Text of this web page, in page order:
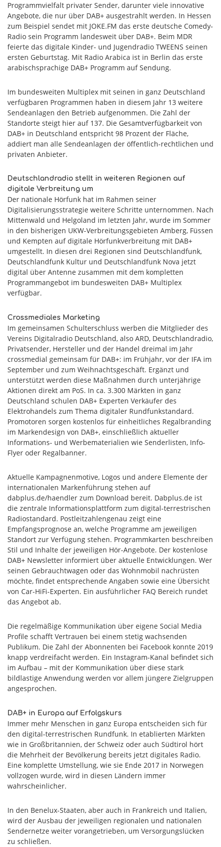
Programmvielfalt privater Sender, darunter viele innovative
Angebote, die nur über DAB+ ausgestrahlt werden. In Hessen
zum Beispiel sendet mit JOKE.FM das erste deutsche Comedy-
Radio sein Programm landesweit über DAB+. Beim MDR
feierte das digitale Kinder- und Jugendradio TWEENS seinen
ersten Geburtstag. Mit Radio Arabica ist in Berlin das erste
arabischsprachige DAB+ Programm auf Sendung.
Im bundesweiten Multiplex mit seinen in ganz Deutschland
verfügbaren Programmen haben in diesem Jahr 13 weitere
Sendeanlagen den Betrieb aufgenommen. Die Zahl der
Standorte steigt hier auf 137. Die Gesamtverfügbarkeit von
DAB+ in Deutschland entspricht 98 Prozent der Fläche,
addiert man alle Sendeanlagen der öffentlich-rechtlichen und
privaten Anbieter.
Deutschlandradio stellt in weiteren Regionen auf
digitale Verbreitung um
Der nationale Hörfunk hat im Rahmen seiner
Digitalisierungsstrategie weitere Schritte unternommen. Nach
Mittenwald und Helgoland im letzten Jahr, wurde im Sommer
in den bisherigen UKW-Verbreitungsgebieten Amberg, Füssen
und Kempten auf digitale Hörfunkverbreitung mit DAB+
umgestellt. In diesen drei Regionen sind Deutschlandfunk,
Deutschlandfunk Kultur und Deutschlandfunk Nova jetzt
digital über Antenne zusammen mit dem kompletten
Programmangebot im bundesweiten DAB+ Multiplex
verfügbar.
Crossmediales Marketing
Im gemeinsamen Schulterschluss werben die Mitglieder des
Vereins Digitalradio Deutschland, also ARD, Deutschlandradio,
Privatsender, Hersteller und der Handel dreimal im Jahr
crossmedial gemeinsam für DAB+: im Frühjahr, vor der IFA im
September und zum Weihnachtsgeschäft. Ergänzt und
unterstützt werden diese Maßnahmen durch unterjährige
Aktionen direkt am PoS. In ca. 3.300 Märkten in ganz
Deutschland schulen DAB+ Experten Verkäufer des
Elektrohandels zum Thema digitaler Rundfunkstandard.
Promotoren sorgen kostenlos für einheitliches Regalbranding
im Markendesign von DAB+, einschließlich aktueller
Informations- und Werbematerialien wie Senderlisten, Info-
Flyer oder Regalbanner.
Aktuelle Kampagnenmotive, Logos und andere Elemente der
internationalen Markenführung stehen auf
dabplus.de/haendler zum Download bereit. Dabplus.de ist
die zentrale Informationsplattform zum digital-terrestrischen
Radiostandard. Postleitzahlengenau zeigt eine
Empfangsprognose an, welche Programme am jeweiligen
Standort zur Verfügung stehen. Programmkarten beschreiben
Stil und Inhalte der jeweiligen Hör-Angebote. Der kostenlose
DAB+ Newsletter informiert über aktuelle Entwicklungen. Wer
seinen Gebrauchtwagen oder das Wohnmobil nachrüsten
möchte, findet entsprechende Angaben sowie eine Übersicht
von Car-HiFi-Experten. Ein ausführlicher FAQ Bereich rundet
das Angebot ab.
Die regelmäßige Kommunikation über eigene Social Media
Profile schafft Vertrauen bei einem stetig wachsenden
Publikum. Die Zahl der Abonnenten bei Facebook konnte 2019
knapp verdreifacht werden. Ein Instagram-Kanal befindet sich
im Aufbau – mit der Kommunikation über diese stark
bildlastige Anwendung werden vor allem jüngere Zielgruppen
angesprochen.
DAB+ in Europa auf Erfolgskurs
Immer mehr Menschen in ganz Europa entscheiden sich für
den digital-terrestrischen Rundfunk. In etablierten Märkten
wie in Großbritannien, der Schweiz oder auch Südtirol hört
die Mehrheit der Bevölkerung bereits jetzt digitales Radio.
Eine komplette Umstellung, wie sie Ende 2017 in Norwegen
vollzogen wurde, wird in diesen Ländern immer
wahrscheinlicher.
In den Benelux-Staaten, aber auch in Frankreich und Italien,
wird der Ausbau der jeweiligen regionalen und nationalen
Sendernetze weiter vorangetrieben, um Versorgungslücken
zu schließen.